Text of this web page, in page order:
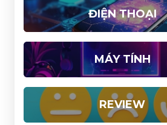
ĐIỆN THOẠI
MÁY TÍNH
REVIEW